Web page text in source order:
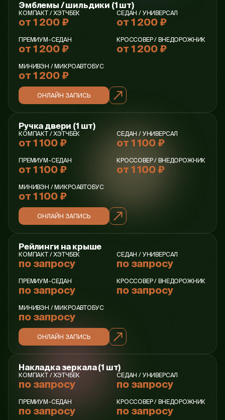
Эмблемы / шильдики (1 шт)
КОМПАКТ / ХЭТЧБЕК
от 1 200 ₽
СЕДАН / УНИВЕРСАЛ
от 1 200 ₽
ПРЕМИУМ-СЕДАН
от 1 200 ₽
КРОССОВЕР / ВНЕДОРОЖНИК
от 1 200 ₽
МИНИВЭН / МИКРОАВТОБУС
от 1 200 ₽
ОНЛАЙН ЗАПИСЬ
Ручка двери (1 шт)
КОМПАКТ / ХЭТЧБЕК
от 1 100 ₽
СЕДАН / УНИВЕРСАЛ
от 1 100 ₽
ПРЕМИУМ-СЕДАН
от 1 100 ₽
КРОССОВЕР / ВНЕДОРОЖНИК
от 1 100 ₽
МИНИВЭН / МИКРОАВТОБУС
от 1 100 ₽
ОНЛАЙН ЗАПИСЬ
Рейлинги на крыше
КОМПАКТ / ХЭТЧБЕК
по запросу
СЕДАН / УНИВЕРСАЛ
по запросу
ПРЕМИУМ-СЕДАН
по запросу
КРОССОВЕР / ВНЕДОРОЖНИК
по запросу
МИНИВЭН / МИКРОАВТОБУС
по запросу
ОНЛАЙН ЗАПИСЬ
Накладка зеркала (1 шт)
КОМПАКТ / ХЭТЧБЕК
по запросу
СЕДАН / УНИВЕРСАЛ
по запросу
ПРЕМИУМ-СЕДАН
по запросу
КРОССОВЕР / ВНЕДОРОЖНИК
по запросу